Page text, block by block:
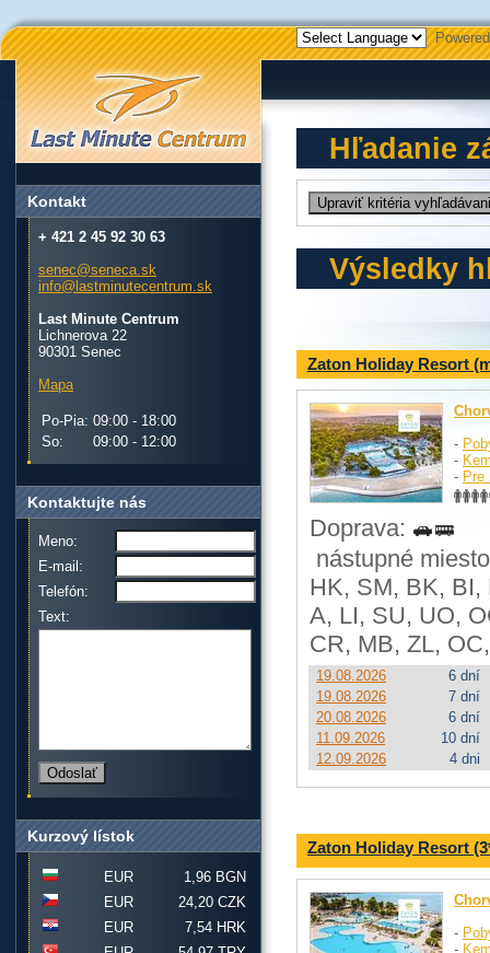
Hľadanie
Výsledky
Zaton Holiday Resort
-
-
- Pre
Doprava:
nástupné
HK, SM, BK, BI,
A, LI, SU, UO,
CR, MB, ZL,
19.08.2026
6 dní
19.08.2026
7 dní
20.08.2026
6 dní
11.09.2026
10 dní
12.09.2026
4 dni
Zaton Holiday Resort
-
-
Kontakt
+ 421 2 45 92 30 63
senec@seneca.sk
info@lastminutecentrum.sk
Last Minute Centrum
Lichnerova 22
90301 Senec
Mapa
Po-Pia: 09:00 - 18:00
So:
09:00 - 12:00
Kontaktujte nás
Meno:
E-mail:
Telefón:
Text:
Kurzový lístok
EUR
1,96 BGN
EUR
24,20 CZK
EUR
7,54 HRK